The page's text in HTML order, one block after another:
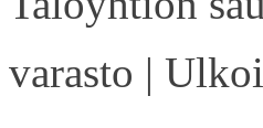
varasto |